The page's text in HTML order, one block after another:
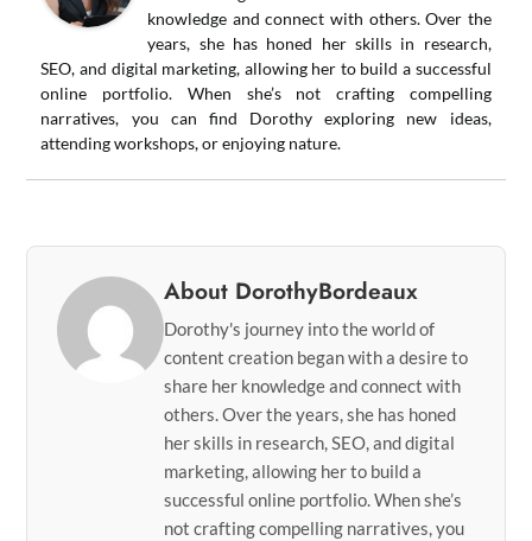
knowledge and connect with others. Over the
years, she has honed her skills in research,
SEO, and digital marketing, allowing her to build a successful
online portfolio. When she’s not crafting compelling
narratives, you can find Dorothy exploring new ideas,
attending workshops, or enjoying nature.
About DorothyBordeaux
Dorothy's journey into the world of
content creation began with a desire to
share her knowledge and connect with
others. Over the years, she has honed
her skills in research, SEO, and digital
marketing, allowing her to build a
successful online portfolio. When she’s
not crafting compelling narratives, you